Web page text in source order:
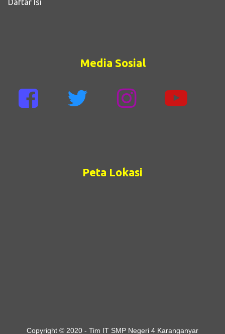
Daftar Isi
Media Sosial
Peta Lokasi
Copyright © 2020 - Tim IT SMP Negeri 4 Karanganyar